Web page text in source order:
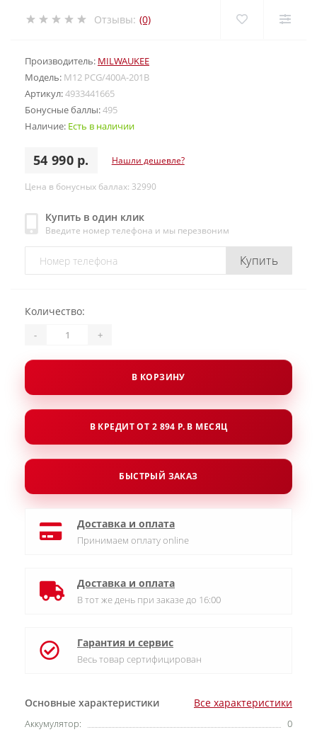
Отзывы: (0)
Производитель: MILWAUKEE
Модель: M12 PCG/400A-201B
Артикул:4933441665
Бонусные баллы:495
Наличие: Есть в наличии
54 990 р. Нашли дешевле?
Цена в бонусных баллах: 32990
Купить в один клик
Введите номер телефона и мы перезвоним
Купить
Основные характеристики Все характеристики
Аккумулятор:
0
Количество:
- +
В КОРЗИНУ
В КРЕДИТ ОТ 2 894 Р. В МЕСЯЦ
БЫСТРЫЙ ЗАКАЗ
Доставка и оплата
Принимаем оплату online
Доставка и оплата
В тот же день при заказе до 16:00
Гарантия и сервис
Весь товар сертифицирован